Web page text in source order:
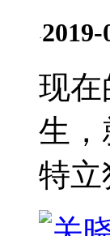
·
现在
生，
特立